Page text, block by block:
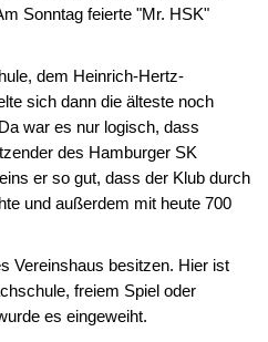
Sonntag feierte "Mr. HSK"
dem Heinrich-Hertz-
sich dann die älteste noch
war es nur logisch, dass
des Hamburger SK
er so gut, dass der Klub durch
und außerdem mit heute 700
Vereinshaus besitzen. Hier ist
freiem Spiel oder
es eingeweiht.